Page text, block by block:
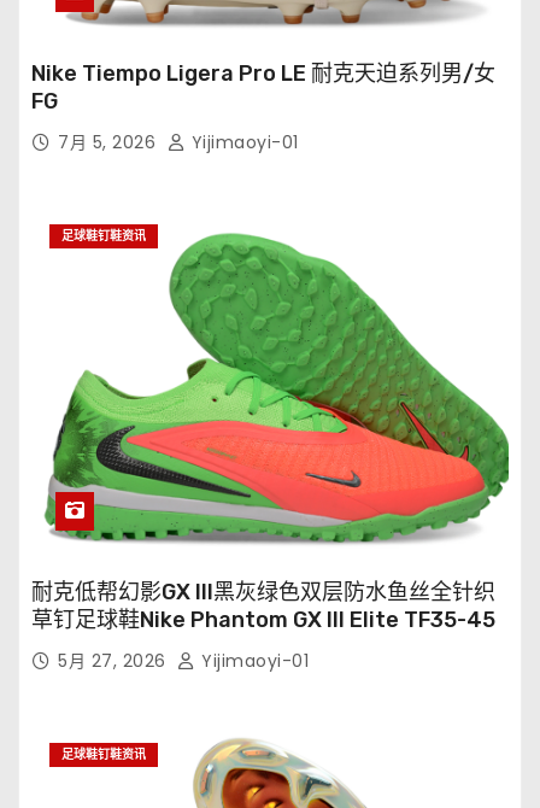
Nike Tiempo Ligera Pro LE 耐克天迫系列男/女
FG
7月 5, 2026 Yijimaoyi-01
足球鞋钉鞋资讯
耐克低帮幻影GX III黑灰绿色双层防水鱼丝全针织
草钉足球鞋Nike Phantom GX III Elite TF35-45
5月 27, 2026 Yijimaoyi-01
足球鞋钉鞋资讯